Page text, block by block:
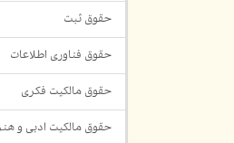
حقوق ثبت
حقوق فناوری اطلاعات
حقوق مالکیت فکری
حقوق مالکیت ادبی و